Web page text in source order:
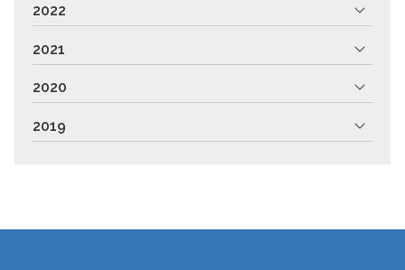
2022
2021
2020
2019